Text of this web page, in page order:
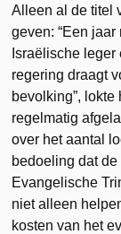
Alleen al de titel
geven: “Een
Israëlische
regering draagt
bevolking”,
regelmatig
over het aantal
bedoeling dat
Evangelische
niet alleen
kosten van het